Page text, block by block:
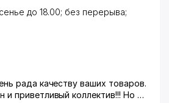
до 18.00; без перерыва;
рада качеству ваших товаров.
и приветливый коллектив!!! Но я